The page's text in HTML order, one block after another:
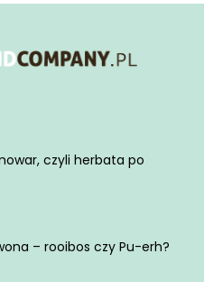
czyli herbata po
– rooibos czy Pu-erh?